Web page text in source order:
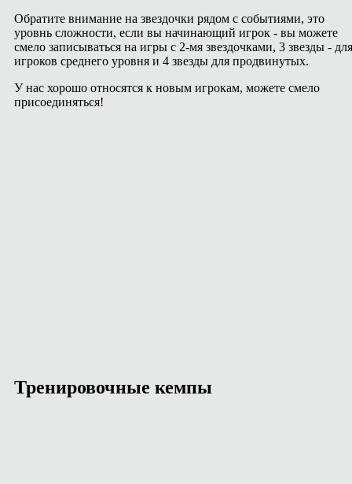
Обратите внимание на звездочки рядом с событиями, это
уровнь сложности, если вы начинающий игрок - вы можете
смело записываться на игры с 2-мя звездочками, 3 звезды - для
игроков среднего уровня и 4 звезды для продвинутых.
У нас хорошо относятся к новым игрокам, можете смело
присоединяться!
Тренировочные кемпы